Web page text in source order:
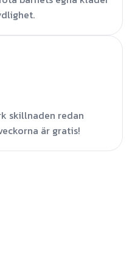
skillnaden redan
är gratis!